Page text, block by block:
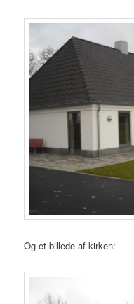
Og et billede af kirken: